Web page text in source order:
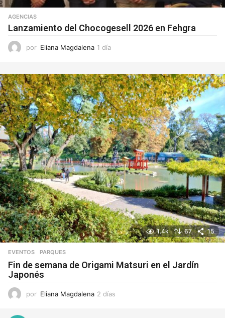
AGENCIAS
Lanzamiento del Chocogesell 2026 en Fehgra
por Eliana Magdalena 1 día
a
1.4k 67 15
EVENTOS ,PARQUES
Fin de semana de Origami Matsuri en el Jardín
Japonés
por Eliana Magdalena 2 días